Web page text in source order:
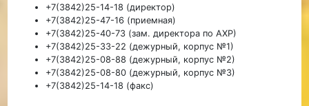
+7(3842)25-14-18 (директор)
+7(3842)25-47-16 (приемная)
+7(3842)25-40-73 (зам. директора по АХР)
+7(3842)25-33-22 (дежурный, корпус №1)
+7(3842)25-08-88 (дежурный, корпус №2)
+7(3842)25-08-80 (дежурный, корпус №3)
+7(3842)25-14-18 (факс)